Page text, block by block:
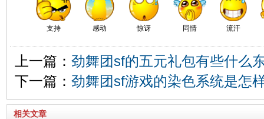
支持 感动 惊讶 同情 流汗
上一篇： 劲舞团sf的五元礼包有些什么
下一篇： 劲舞团sf游戏的染色系统是怎
相关文章